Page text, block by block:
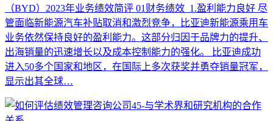
（BYD）2023年业务绩效简评 01财务绩效 1.盈利能力良好 尽
管面临新能源汽车补贴取消和激烈竞争，比亚迪新能源乘用车
业务依然保持良好的盈利能力。这部分归因于品牌力的提升、
出海销量的迅速增长以及成本控制能力的强化。 比亚迪成功
进入50多个国家和地区，在国际上多次获奖并勇夺销量冠军，
显示出其全球…